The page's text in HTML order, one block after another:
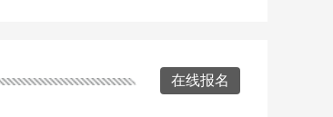
在线报名